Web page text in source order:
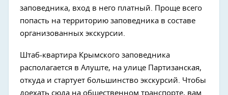
заповедника, вход в него платный. Проще всего
попасть на территорию заповедника в составе
организованных экскурсии.
Штаб-квартира Крымского заповедника
располагается в Алуште, на улице Партизанская,
откуда и стартует большинство экскурсий. Чтобы
доехать сюда на общественном транспорте, вам